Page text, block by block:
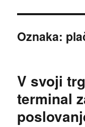
Oznaka:
V svoji
terminal